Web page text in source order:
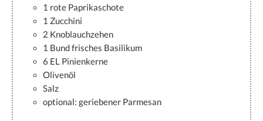
1 rote Paprikaschote
1 Zucchini
2 Knoblauchzehen
1 Bund frisches Basilikum
6 EL Pinienkerne
Olivenöl
Salz
optional: geriebener Parmesan